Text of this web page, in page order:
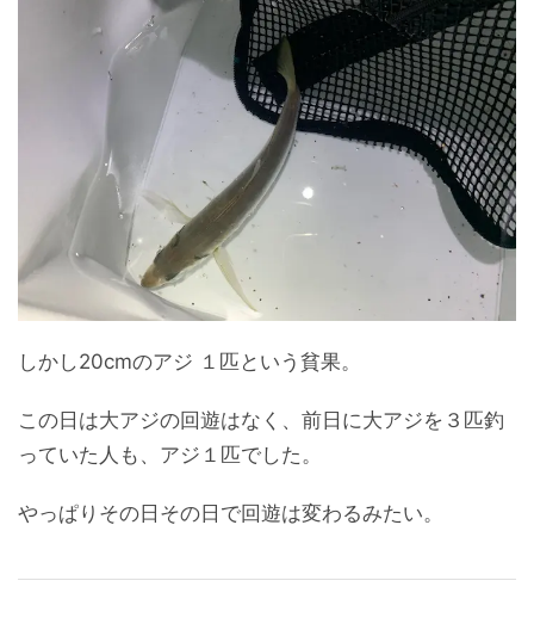
しかし20cmのアジ １匹という貧果。
この日は大アジの回遊はなく、前日に大アジを３匹釣
っていた人も、アジ１匹でした。
やっぱりその日その日で回遊は変わるみたい。